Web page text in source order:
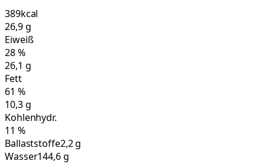
389kcal
26,9g
Eiweiß
28%
26,1 g
Fett
61 %
10,3g
Kohlenhydr.
11 %
Ballaststoffe2,2 g
Wasser144,6 g